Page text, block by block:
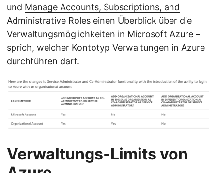
und Manage Accounts, Subscriptions, and
Administrative Roles einen Überblick über die
Verwaltungsmöglichkeiten in Microsoft Azure –
sprich, welcher Kontotyp Verwaltungen in Azure
durchführen darf.
Verwaltungs-Limits von